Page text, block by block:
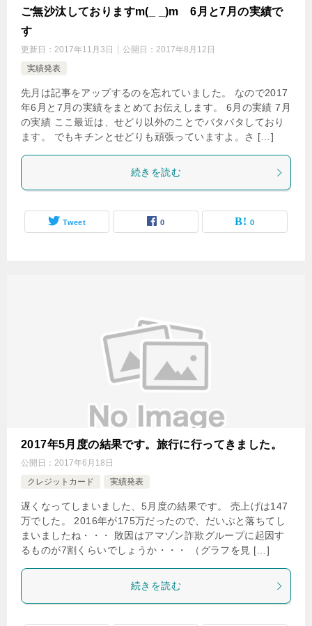
ご無沙汰しておりますm(_ _)m 6月と7月の実績で
す
更新日： 2017年11月3日 公開日： 2017年8月12日
実績発表
先月は記事をアップするのを忘れていました。 なので2017
年6月と7月の実績をまとめてお伝えします。 6月の実績 7月
の実績 ここ最近は、せどり以外のことでバタバタしており
ます。 でもキチンとせどりも頑張っていますよ。さ […]
続きを読む
Tweet 0 0
2017年5月度の結果です。旅行に行ってきました。
公開日： 2017年6月18日
クレジットカード
実績発表
遅くなってしまいました、5月度の結果です。 売上げは147
万でした。 2016年が175万だったので、だいぶと落ちてし
まいましたね・・・ 敗因はアマゾン詐欺グループに起因す
るものが7割くらいでしょうか・・・ （グラフを見 […]
続きを読む